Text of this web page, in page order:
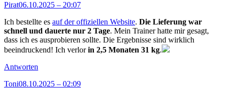
Pirat06.10.2025 – 20:07
Ich bestellte es auf der offiziellen Website. Die Lieferung war
schnell und dauerte nur 2 Tage. Mein Trainer hatte mir gesagt,
dass ich es ausprobieren sollte. Die Ergebnisse sind wirklich
beeindruckend! Ich verlorin 2,5 Monaten 31 kg.
Antworten
Toni08.10.2025 – 02:09